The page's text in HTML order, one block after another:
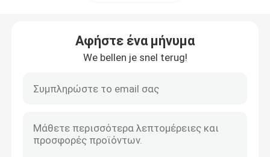
Ιατρική αντλία αναρροφής
Αφήστε ένα μήνυμα
We bellen je snel terug!